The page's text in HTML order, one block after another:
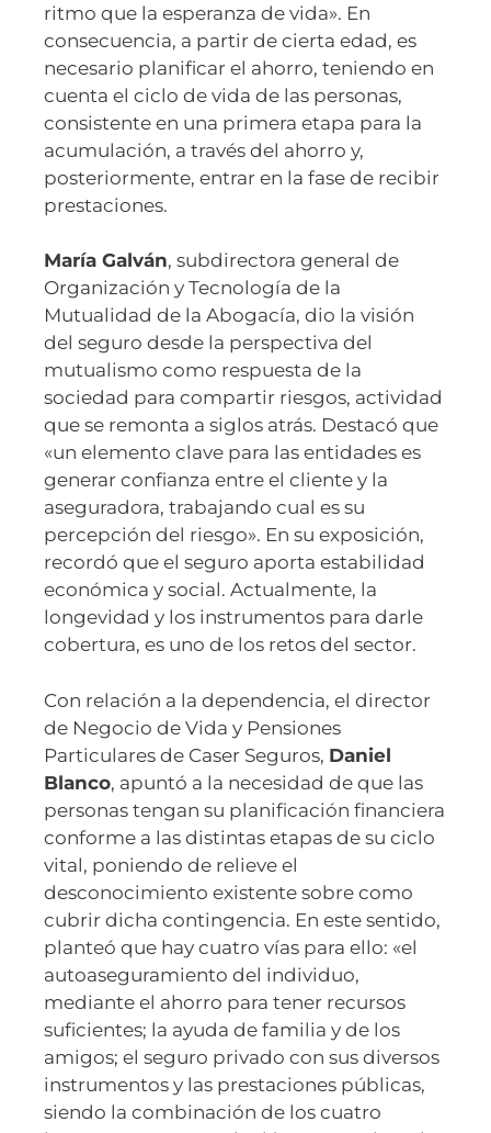
ritmo que la esperanza de vida». En
consecuencia, a partir de cierta edad, es
necesario planificar el ahorro, teniendo en
cuenta el ciclo de vida de las personas,
consistente en una primera etapa para la
acumulación, a través del ahorro y,
posteriormente, entrar en la fase de recibir
prestaciones.
María Galván, subdirectora general de
Organización y Tecnología de la
Mutualidad de la Abogacía, dio la visión
del seguro desde la perspectiva del
mutualismo como respuesta de la
sociedad para compartir riesgos, actividad
que se remonta a siglos atrás. Destacó que
«un elemento clave para las entidades es
generar confianza entre el cliente y la
aseguradora, trabajando cual es su
percepción del riesgo». En su exposición,
recordó que el seguro aporta estabilidad
económica y social. Actualmente, la
longevidad y los instrumentos para darle
cobertura, es uno de los retos del sector.
Con relación a la dependencia, el director
de Negocio de Vida y Pensiones
Particulares de Caser Seguros, Daniel
Blanco, apuntó a la necesidad de que las
personas tengan su planificación financiera
conforme a las distintas etapas de su ciclo
vital, poniendo de relieve el
desconocimiento existente sobre como
cubrir dicha contingencia. En este sentido,
planteó que hay cuatro vías para ello: «el
autoaseguramiento del individuo,
mediante el ahorro para tener recursos
suficientes; la ayuda de familia y de los
amigos; el seguro privado con sus diversos
instrumentos y las prestaciones públicas,
siendo la combinación de los cuatro